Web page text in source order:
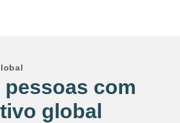
pessoas com
global